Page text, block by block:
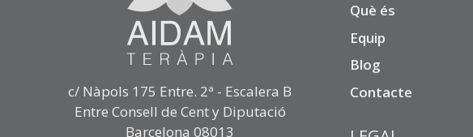
c/ Nàpols 175 Entre. 2ª - Escalera B
Entre Consell de Cent y Diputació
Barcelona 08013
Què és
Equip
Blog
Contacte